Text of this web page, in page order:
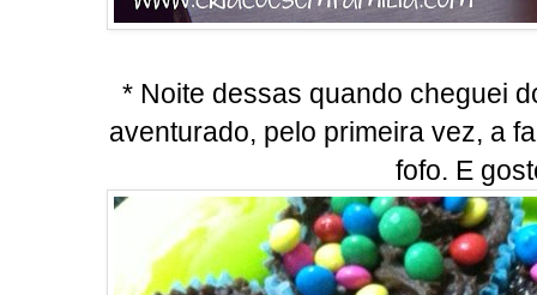
* Noite dessas quando cheguei
aventurado, pelo primeira vez, a
fofo. E